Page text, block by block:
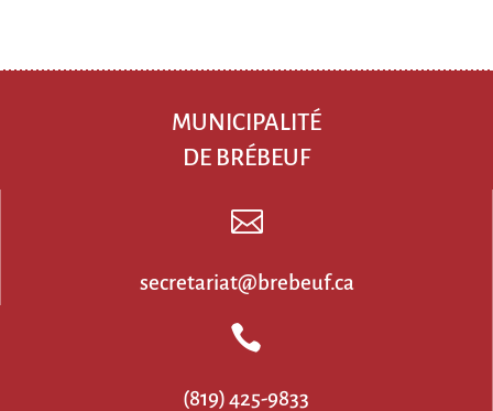
MUNICIPALITÉ
DE BRÉBEUF

secretariat@brebeuf.ca

(819) 425-9833